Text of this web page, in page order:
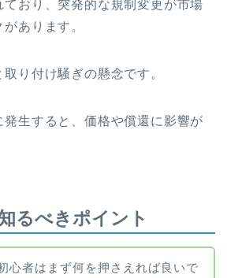
おり、突発的な規制変更が市場
あります。
り付け騒ぎの懸念です。
発生すると、価格や償還に影響が
るべきポイント
心者はまず何を押さえれば良いで